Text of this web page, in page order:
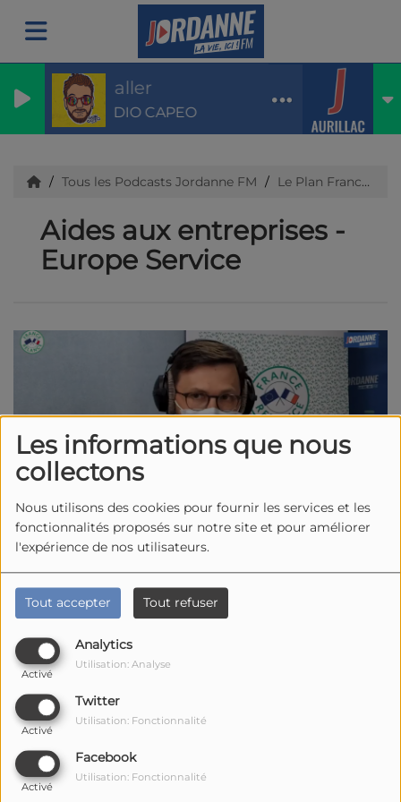
Les informations que nous
collectons
Nous utilisons des cookies pour fournir les services et les
fonctionnalités proposés sur notre site et pour améliorer
l'expérience de nos utilisateurs.
Tout accepter Tout refuser
Analytics
Activé
Utilisation: Analyse
Twitter
Activé
Utilisation: Fonctionnalité
Facebook
Activé
Utilisation: Fonctionnalité
T'en aller
CLAUDIO CAPEO
Tous les Podcasts Jordanne FM Le Plan France Relance dans le Cantal
Aides aux entreprises -
Europe Service
20 septembre 2021
Aurélien Lafon, directeur général
du groupe Europe Service.
Relance pour accompagner son
développement
unité de production
l’environnement.